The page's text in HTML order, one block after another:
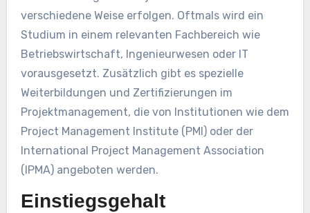
verschiedene Weise erfolgen. Oftmals wird ein
Studium in einem relevanten Fachbereich wie
Betriebswirtschaft, Ingenieurwesen oder IT
vorausgesetzt. Zusätzlich gibt es spezielle
Weiterbildungen und Zertifizierungen im
Projektmanagement, die von Institutionen wie dem
Project Management Institute (PMI) oder der
International Project Management Association
(IPMA) angeboten werden.
Einstiegsgehalt